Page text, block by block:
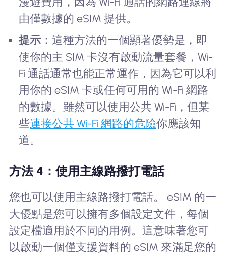
由僅數據的 eSIM 提供。
提示 ：這種方法的一個顯著優勢是，即
使你的主 SIM 卡沒有啟動流量套餐，Wi-
Fi 通話通常也能正常運作，因為它可以利
用你的 eSIM 卡或任何可用的 Wi-Fi 網路
的數據。雖然可以使用公共 Wi-Fi，但某
些連接公共 Wi-Fi 網路的危險你應該知
道。
方法 4：使用主線路撥打電話
您也可以使用主線路撥打電話。 eSIM 的一
大優點是您可以擁有多個設定文件，每個
設定檔適用於不同的用例。這意味著您可
以啟動一個僅支援資料的 eSIM 來滿足您的